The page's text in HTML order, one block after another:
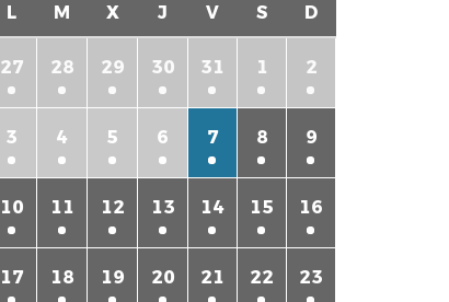
L M X J V S D
27 28 29 30 31 1 2
3 4 5 6 7 8 9
10 11 12 13 14 15 16
17 18 19 20 21 22 23